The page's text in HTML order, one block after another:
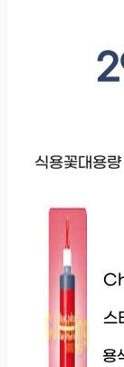
식용꽃대용량
스
용